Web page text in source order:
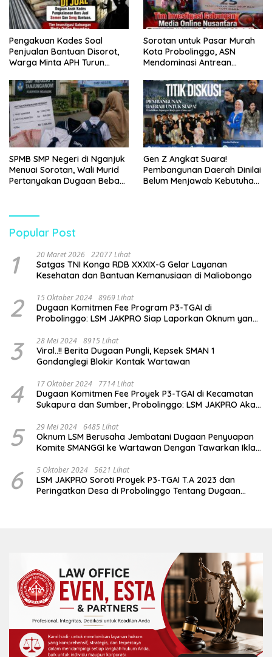
Pengakuan Kades Soal
Penjualan Bantuan Disorot,
Warga Minta APH Turun
Sorotan untuk Pasar Murah
Kota Probolinggo, ASN
Mendominasi Antrean
SPMB SMP Negeri di Nganjuk
Menuai Sorotan, Wali Murid
Pertanyakan Dugaan Beban
Pendidikan
Gen Z Angkat Suara!
Pembangunan Daerah Dinilai
Belum Menjawab Kebutuhan
Popular Post
1 20 Maret 2026 22077 Lihat
Satgas TNI Konga RDB XXXIX-G Gelar Layanan
Kesehatan dan Bantuan Kemanusiaan di Maliobongo
2 15 Oktober 2024 8969 Lihat
Dugaan Komitmen Fee Program P3-TGAI di
Probolinggo: LSM JAKPRO Siap Laporkan Oknum yang
3 28 Mei 2024 8915 Lihat
Viral..!! Berita Dugaan Pungli, Kepsek SMAN 1
Gondanglegi Blokir Kontak Wartawan
4 17 Oktober 2024 7714 Lihat
Dugaan Komitmen Fee Proyek P3-TGAI di Kecamatan
Sukapura dan Sumber, Probolinggo: LSM JAKPRO Akan
5 29 Mei 2024 6485 Lihat
Oknum LSM Berusaha Jembatani Dugaan Penyuapan
Komite SMANGGI ke Wartawan Dengan Tawarkan Iklan
6 5 Oktober 2024 5621 Lihat
LSM JAKPRO Soroti Proyek P3-TGAI T.A 2023 dan
Peringatkan Desa di Probolinggo Tentang Dugaan